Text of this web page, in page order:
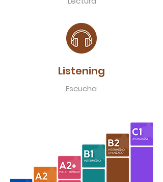
Listening
Escucha